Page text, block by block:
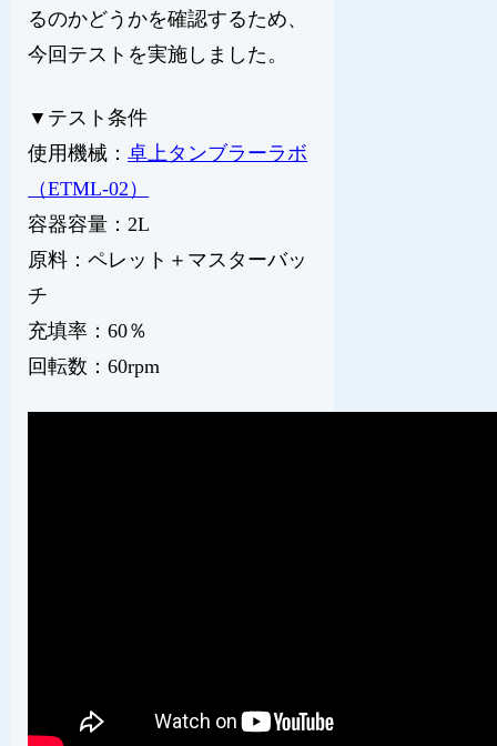
るのかどうかを確認するため、
今回テストを実施しました。
▼テスト条件
使用機械：卓上タンブラーラボ
（ETML-02）
容器容量：2L
原料：ペレット＋マスターバッ
チ
充填率：60％
回転数：60rpm